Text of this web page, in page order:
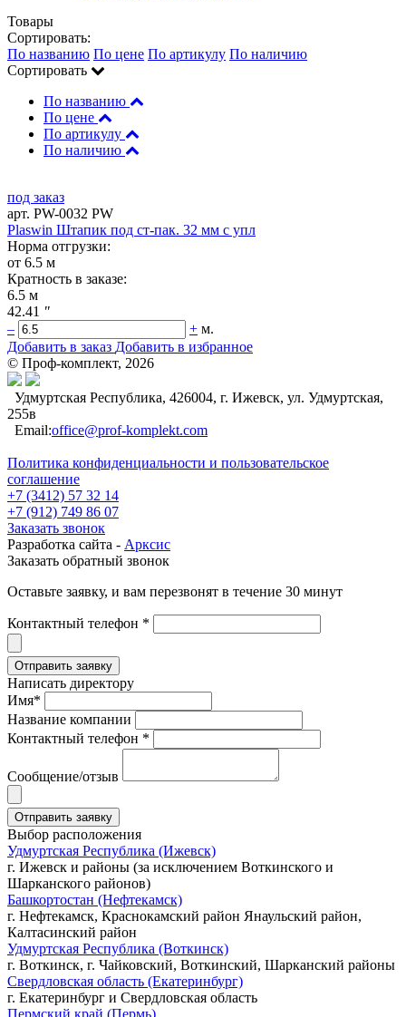
Товары
Сортировать:
По названию По цене По артикулу По наличию
Сортировать
По названию
По цене
По артикулу
По наличию
под заказ
арт. PW-0032 PW
Plaswin Штапик под ст-пак. 32 мм с упл
Норма отгрузки:
от 6.5 м
Кратность в заказе:
6.5 м
42.41 "
–
+ м.
Добавить в заказ Добавить в избранное
© Проф-комплект, 2026
Удмуртская Республика, 426004, г. Ижевск, ул. Удмуртская,
255в
Email:office@prof-komplekt.com
Политика конфиденциальности и пользовательское
соглашение
+7 (3412) 57 32 14
+7 (912) 749 86 07
Заказать звонок
Разработка сайта - Арксис
Заказать обратный звонок
Оставьте заявку, и вам перезвонят в течение 30 минут
Контактный телефон *
Написать директору
Имя*
Название компании
Контактный телефон *
Сообщение/отзыв
Выбор расположения
Удмуртская Республика (Ижевск)
г. Ижевск и районы (за исключением Воткинского и
Шарканского районов)
Башкортостан (Нефтекамск)
г. Нефтекамск, Краснокамский район Янаульский район,
Калтасинский район
Удмуртская Республика (Воткинск)
г. Воткинск, г. Чайковский, Воткинский, Шарканский районы
Свердловская область (Екатеринбург)
г. Екатеринбург и Свердловская область